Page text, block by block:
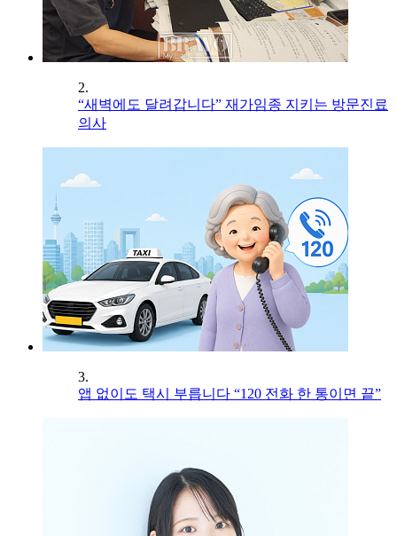
2.
“새벽에도 달려갑니다” 재가임종 지키는 방문진료
의사
3.
앱 없이도 택시 부릅니다 “120 전화 한 통이면 끝”